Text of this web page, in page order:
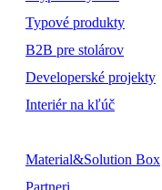
Typové produkty
B2B pre stolárov
Developerské projekty
Interiér na kľúč
Material&Solution Box
Partneri